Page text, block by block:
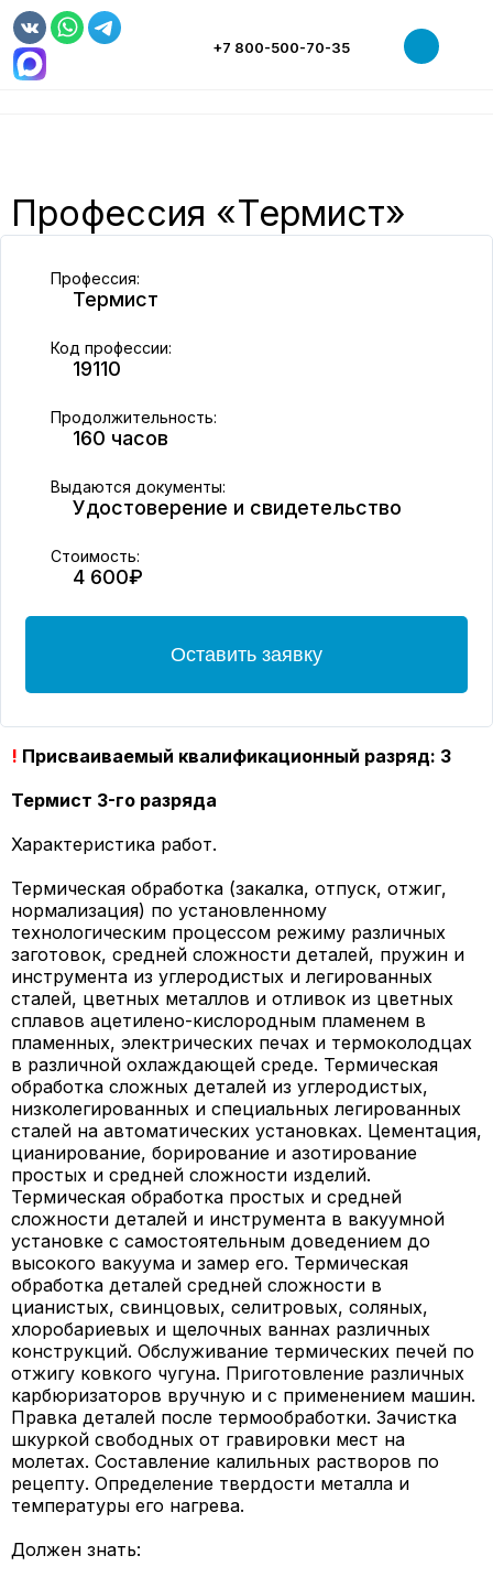
+7 800-500-70-35
НАШ ЦЕНТР
МАГАЗИН
ТРУДОУСТРОЙСТВО
Профессия «Термист»
Профессия:
Термист
Код профессии:
19110
Продолжительность:
160 часов
Выдаются документы:
Удостоверение и свидетельство
Стоимость:
4 600₽
Оставить заявку
! Присваиваемый квалификационный разряд: 3
Термист 3-го разряда
Характеристика работ.
Термическая обработка (закалка, отпуск, отжиг,
нормализация) по установленному
технологическим процессом режиму различных
заготовок, средней сложности деталей, пружин и
инструмента из углеродистых и легированных
сталей, цветных металлов и отливок из цветных
сплавов ацетилено-кислородным пламенем в
пламенных, электрических печах и термоколодцах
в различной охлаждающей среде. Термическая
обработка сложных деталей из углеродистых,
низколегированных и специальных легированных
сталей на автоматических установках. Цементация,
цианирование, борирование и азотирование
простых и средней сложности изделий.
Термическая обработка простых и средней
сложности деталей и инструмента в вакуумной
установке с самостоятельным доведением до
высокого вакуума и замер его. Термическая
обработка деталей средней сложности в
цианистых, свинцовых, селитровых, соляных,
хлоробариевых и щелочных ваннах различных
конструкций. Обслуживание термических печей по
отжигу ковкого чугуна. Приготовление различных
карбюризаторов вручную и с применением машин.
Правка деталей после термообработки. Зачистка
шкуркой свободных от гравировки мест на
молетах. Составление калильных растворов по
рецепту. Определение твердости металла и
температуры его нагрева.
Должен знать: